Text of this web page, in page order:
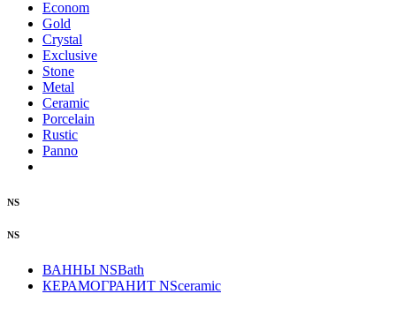
Econom
Gold
Crystal
Exclusive
Stone
Metal
Ceramic
Porcelain
Rustic
Panno
NS
NS
ВАННЫ NSBath
КЕРАМОГРАНИТ NSceramic